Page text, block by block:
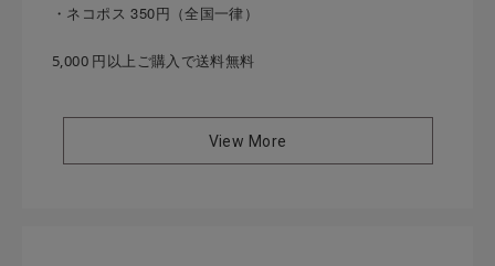
・ネコポス 350円（全国一律）
5,000 円以上ご購入で送料無料
View More